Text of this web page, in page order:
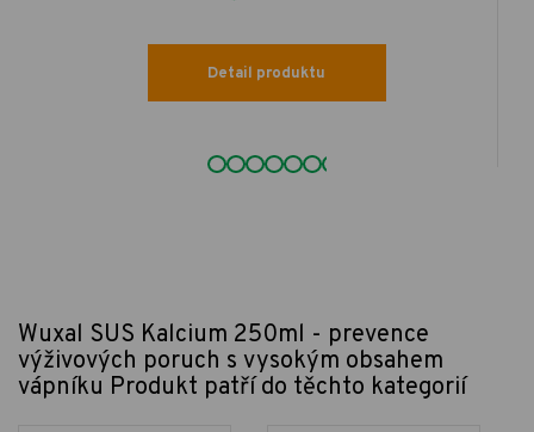
Detail produktu
Wuxal SUS Kalcium 250ml - prevence
výživových poruch s vysokým obsahem
vápníku Produkt patří do těchto kategorií